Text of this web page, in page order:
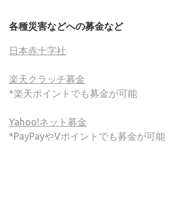
各種災害などへの募金など
日本赤十字社
楽天クラッチ募金
*楽天ポイントでも募金が可能
Yahoo!ネット募金
*PayPayやVポイントでも募金が可能